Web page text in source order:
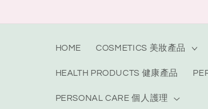
HOME COSMETICS 美妝產品
HEALTH PRODUCTS 健康產品
PERSONAL CARE 個人護理